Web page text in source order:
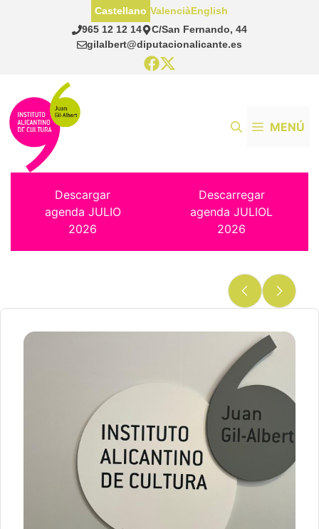
965 12 12 14
C/San Fernando, 44
gilalbert@diputacionalicante.es
Castellano ValenciàEnglish
MENÚ
Descargar
agenda JULIO
2026
Descarregar
agenda JULIOL
2026